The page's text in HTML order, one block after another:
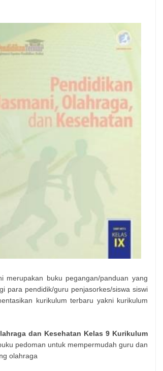
merupakan buku pegangan/panduan yang
para pendidik/guru penjasorkes/siswa siswi
kurikulum terbaru yakni kurikulum
dan Kesehatan Kelas 9 Kurikulum
pedoman untuk mempermudah guru dan
olahraga